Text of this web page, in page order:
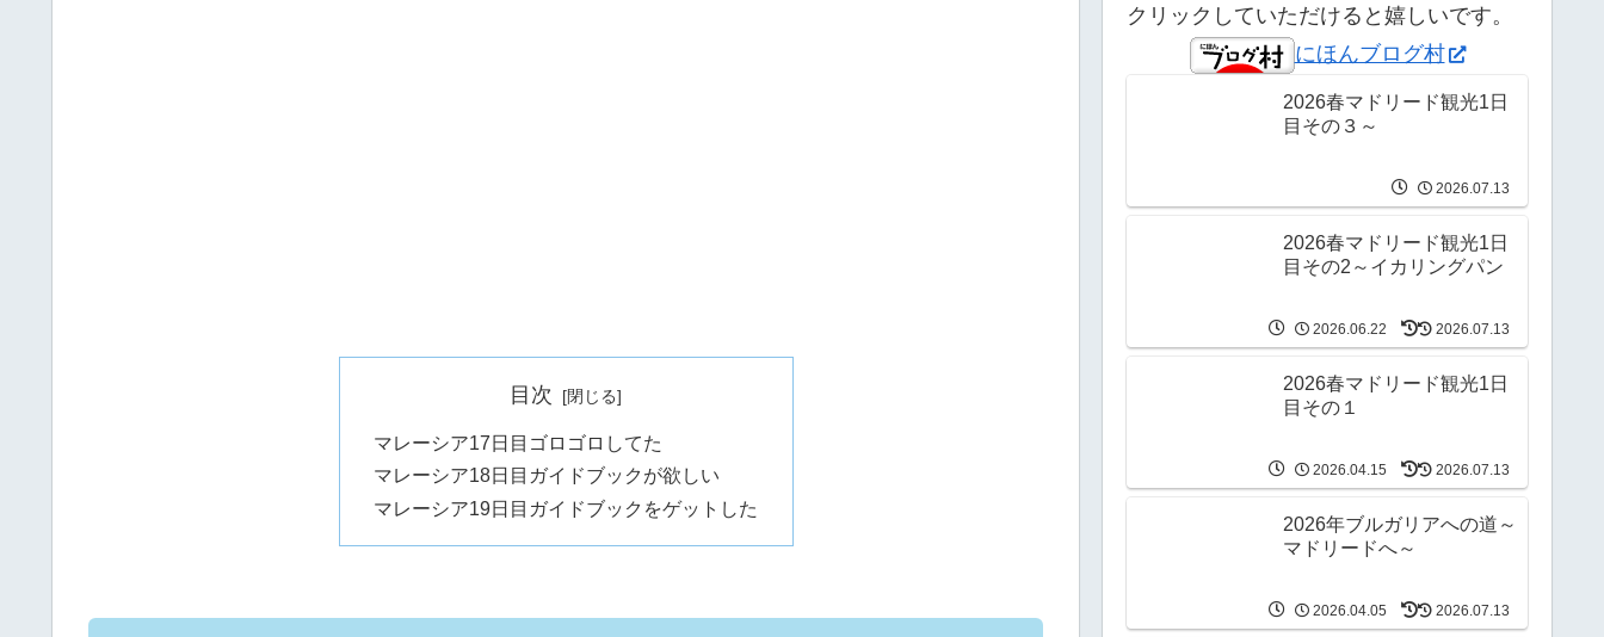
目次
マレーシア17日目ゴロゴロしてた
マレーシア18日目ガイドブックが欲しい
マレーシア19日目ガイドブックをゲットした
クリックしていただけると嬉しいです。
にほんブログ村
2026春マドリード観光1日
目その３～
2026.07.13
2026春マドリード観光1日
目その2～イカリングパン
2026.06.22 2026.07.13
2026春マドリード観光1日
目その１
2026.04.15 2026.07.13
2026年ブルガリアへの道～
マドリードへ～
2026.04.05 2026.07.13